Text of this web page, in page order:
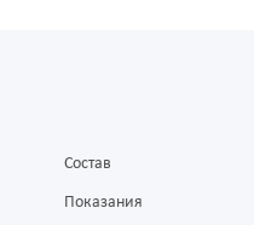
Состав
Показания